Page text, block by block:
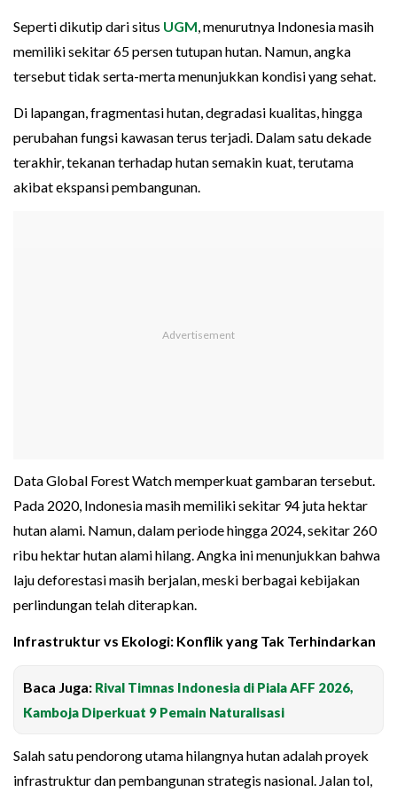
Seperti dikutip dari situs UGM , menurutnya Indonesia masih
memiliki sekitar 65 persen tutupan hutan. Namun, angka
tersebut tidak serta-merta menunjukkan kondisi yang sehat.
Di lapangan, fragmentasi hutan, degradasi kualitas, hingga
perubahan fungsi kawasan terus terjadi. Dalam satu dekade
terakhir, tekanan terhadap hutan semakin kuat, terutama
akibat ekspansi pembangunan.
Data Global Forest Watch memperkuat gambaran tersebut.
Pada 2020, Indonesia masih memiliki sekitar 94 juta hektar
hutan alami. Namun, dalam periode hingga 2024, sekitar 260
ribu hektar hutan alami hilang. Angka ini menunjukkan bahwa
laju deforestasi masih berjalan, meski berbagai kebijakan
perlindungan telah diterapkan.
Infrastruktur vs Ekologi: Konflik yang Tak Terhindarkan
Baca Juga: Rival Timnas Indonesia di Piala AFF 2026,
Kamboja Diperkuat 9 Pemain Naturalisasi
Salah satu pendorong utama hilangnya hutan adalah proyek
infrastruktur dan pembangunan strategis nasional. Jalan tol,